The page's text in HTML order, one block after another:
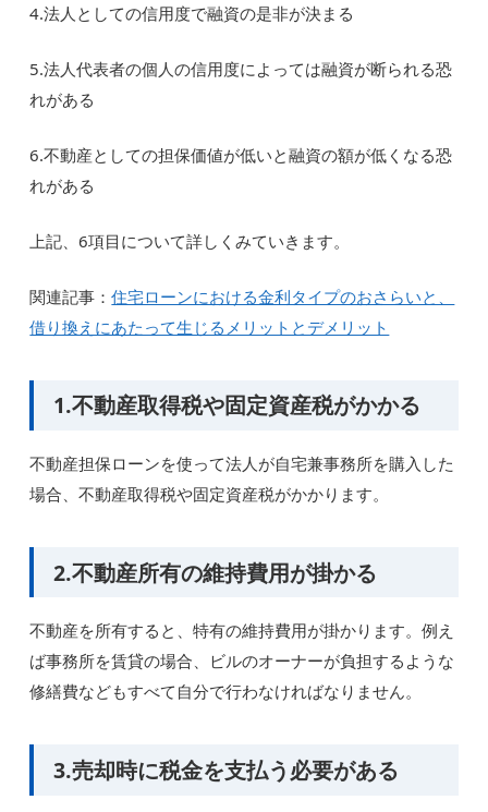
4.法人としての信用度で融資の是非が決まる
5.法人代表者の個人の信用度によっては融資が断られる恐
れがある
6.不動産としての担保価値が低いと融資の額が低くなる恐
れがある
上記、6項目について詳しくみていきます。
関連記事：住宅ローンにおける金利タイプのおさらいと、
借り換えにあたって生じるメリットとデメリット
1.不動産取得税や固定資産税がかかる
不動産担保ローンを使って法人が自宅兼事務所を購入した
場合、不動産取得税や固定資産税がかかります。
2.不動産所有の維持費用が掛かる
不動産を所有すると、特有の維持費用が掛かります。例え
ば事務所を賃貸の場合、ビルのオーナーが負担するような
修繕費などもすべて自分で行わなければなりません。
3.売却時に税金を支払う必要がある